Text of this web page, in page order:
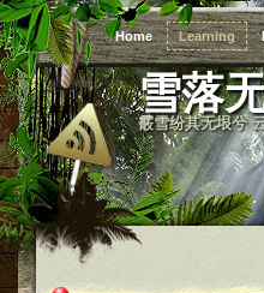
Home Learning
雪落
霰雪纷其无垠兮